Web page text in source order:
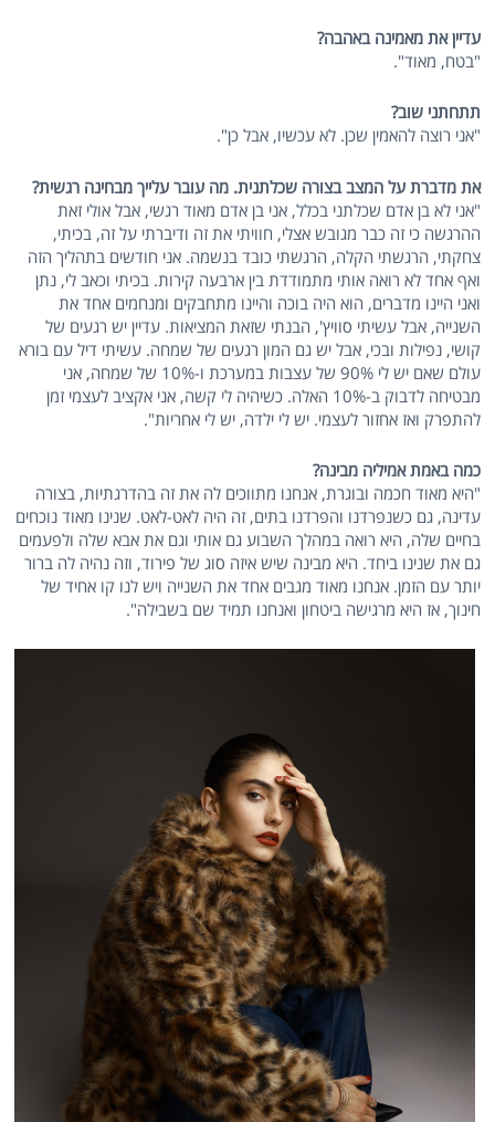
עדיין את מאמינה באהבה?
"בטח, מאוד".
תתחתני שוב?
"אני רוצה להאמין שכן. לא עכשיו, אבל כן".
את מדברת על המצב בצורה שכלתנית. מה עובר עלייך מבחינה רגשית?
"אני לא בן אדם שכלתני בכלל, אני בן אדם מאוד רגשי, אבל אולי זאת
ההרגשה כי זה כבר מגובש אצלי, חוויתי את זה ודיברתי על זה, בכיתי,
צחקתי, הרגשתי הקלה, הרגשתי כובד בנשמה. אני חודשים בתהליך הזה
ואף אחד לא רואה אותי מתמודדת בין ארבעה קירות. בכיתי וכאב לי, נתן
ואני היינו מדברים, הוא היה בוכה והיינו מתחבקים ומנחמים אחד את
השנייה, אבל עשיתי סוויץ', הבנתי שזאת המציאות. עדיין יש רגעים של
קושי, נפילות ובכי, אבל יש גם המון רגעים של שמחה. עשיתי דיל עם בורא
עולם שאם יש לי 90% של עצבות במערכת ו-10% של שמחה, אני
מבטיחה לדבוק ב-10% האלה. כשיהיה לי קשה, אני אקציב לעצמי זמן
להתפרק ואז אחזור לעצמי. יש לי ילדה, יש לי אחריות".
כמה באמת אמיליה מבינה?
"היא מאוד חכמה ובוגרת, אנחנו מתווכים לה את זה בהדרגתיות, בצורה
עדינה, גם כשנפרדנו והפרדנו בתים, זה היה לאט-לאט. שנינו מאוד נוכחים
בחיים שלה, היא רואה במהלך השבוע גם אותי וגם את אבא שלה ולפעמים
גם את שנינו ביחד. היא מבינה שיש איזה סוג של פירוד, וזה נהיה לה ברור
יותר עם הזמן. אנחנו מאוד מגבים אחד את השנייה ויש לנו קו אחיד של
חינוך, אז היא מרגישה ביטחון ואנחנו תמיד שם בשבילה".